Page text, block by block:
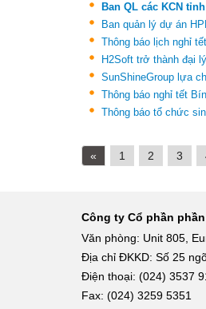
Ban QL các KCN
Ban quản lý dự án
Thông báo lịch nghỉ
H2Soft trở thành đại
SunShineGroup lựa
Thông báo nghỉ tết
Thông báo tổ chức
« 1 2 3
Công ty Cổ phần
Văn phòng: Unit 805,
Địa chỉ ĐKKD: Số 25
Điện thoại: (024) 3537
Fax: (024) 3259 5351